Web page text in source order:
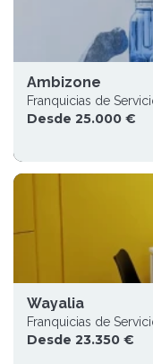
Ambizone
Franquicias de
Desde 25.000 €
Wayalia
Franquicias de
Desde 23.350 €